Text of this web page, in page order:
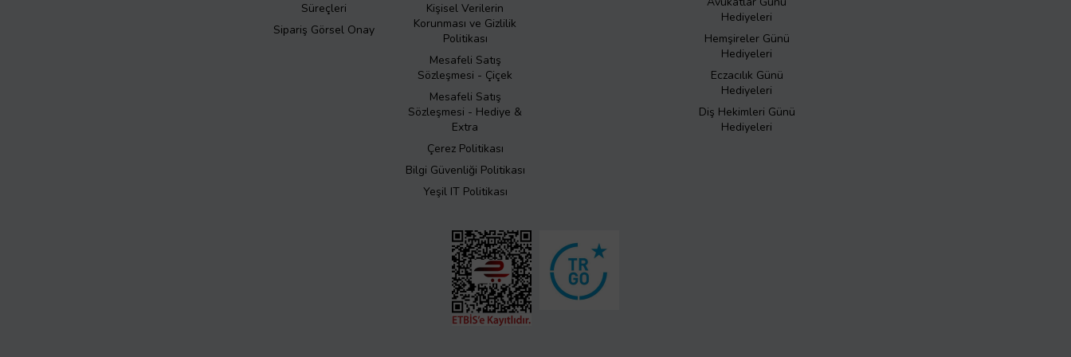
Süreçleri
Sipariş Görsel Onay
Kişisel Verilerin
Korunması ve Gizlilik
Politikası
Mesafeli Satış
Sözleşmesi - Çiçek
Mesafeli Satış
Sözleşmesi - Hediye &
Extra
Çerez Politikası
Bilgi Güvenliği Politikası
Yeşil IT Politikası
Hediyeleri
Hemşireler Günü
Hediyeleri
Eczacılık Günü
Hediyeleri
Diş Hekimleri Günü
Hediyeleri